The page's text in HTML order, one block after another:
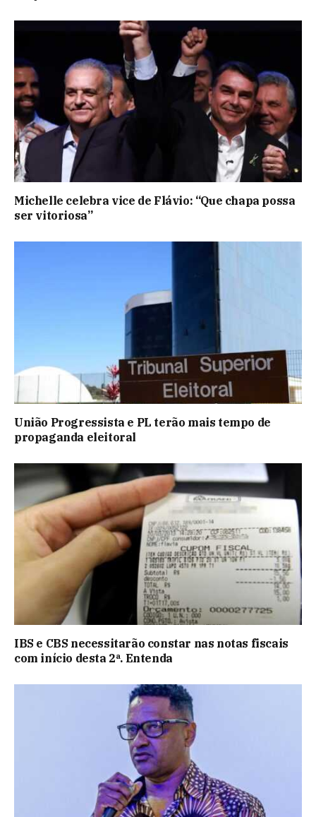
Michelle celebra vice de Flávio: “Que chapa possa
ser vitoriosa”
União Progressista e PL terão mais tempo de
propaganda eleitoral
IBS e CBS necessitarão constar nas notas fiscais
com início desta 2ª. Entenda